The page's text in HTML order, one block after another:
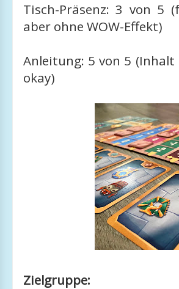
Tisch-Präsenz: 3 von 5
aber ohne WOW-Effekt)
Anleitung: 5 von 5
okay)
Zielgruppe: